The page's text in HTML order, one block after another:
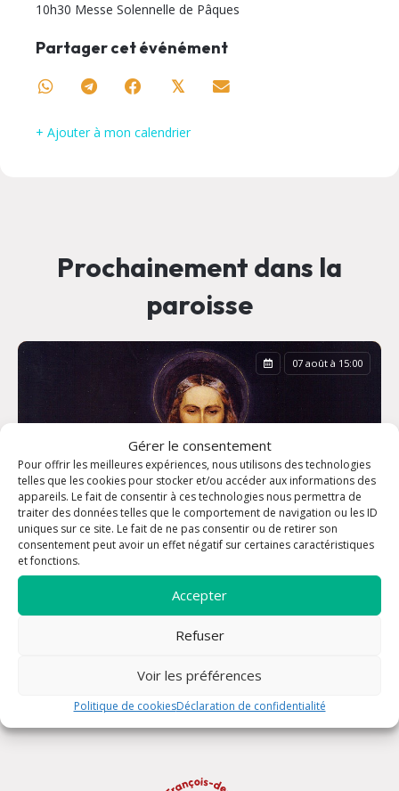
Gérer le consentement
Pour offrir les meilleures expériences, nous utilisons des technologies
telles que les cookies pour stocker et/ou accéder aux informations des
appareils. Le fait de consentir à ces technologies nous permettra de
traiter des données telles que le comportement de navigation ou les ID
uniques sur ce site. Le fait de ne pas consentir ou de retirer son
consentement peut avoir un effet négatif sur certaines caractéristiques
et fonctions.
Accepter
Refuser
Voir les préférences
Politique de cookiesDéclaration de confidentialité
10h30 Messe Solennelle de Pâques
Partager cet événément
𝕏
+ Ajouter à mon calendrier
Prochainement dans la
paroisse
Heure de la Miséricorde
07 août à 15:00